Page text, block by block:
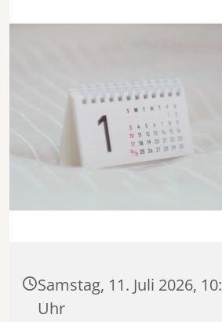
Samstag, 11. Juli 2026,
Uhr